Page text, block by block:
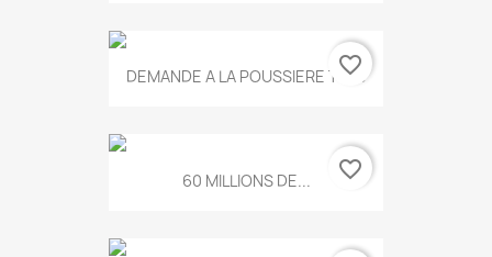
DEMANDE A LA POUSSIERE T.778
favorite_border
60 MILLIONS DE... favorite_border